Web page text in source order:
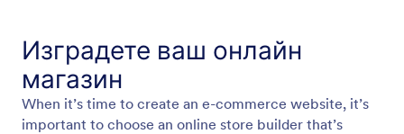
Изградете ваш онлайн
магазин
When it’s time to create an e-commerce website, it’s
important to choose an online store builder that’s